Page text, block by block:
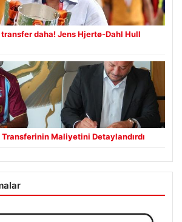
transfer daha! Jens Hjertø-Dahl Hull
Maliyetini Detaylandırdı